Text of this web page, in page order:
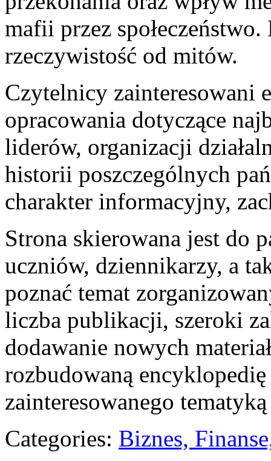
mafii przez
rzeczywistość od mitów.
Czytelnicy zainteresowani
opracowania dotyczące
liderów, organizacji
historii poszczególnych
charakter informacyjny,
Strona skierowana jest do
uczniów, dziennikarzy, a
poznać temat
liczba publikacji, szeroki
dodawanie nowych
rozbudowaną
zainteresowanego
Categories: Biznes,